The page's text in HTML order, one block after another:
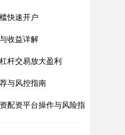
快速开户
收益详解
杆交易放大盈利
与风控指南
配资平台操作与风险指